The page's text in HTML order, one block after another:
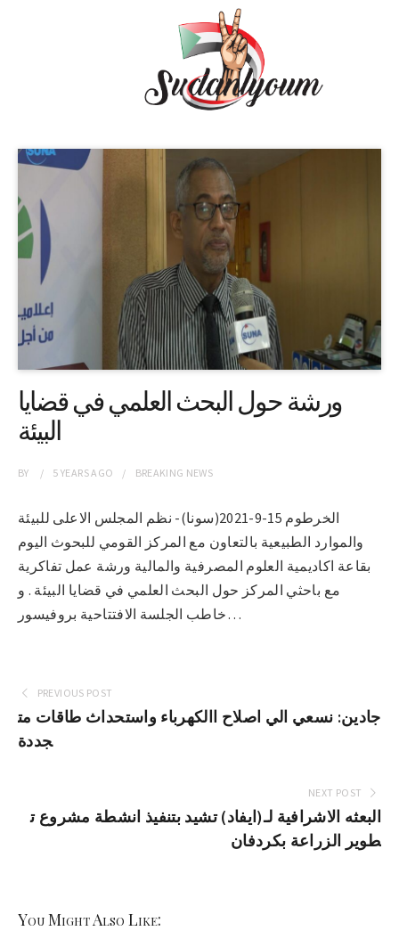
ورشة حول البحث العلمي في قضايا
البيئة
BY 5 YEARSAGO BREAKING NEWS
الخرطوم 15-9-2021(سونا)- نظم المجلس الاعلى للبيئة
والموارد الطبيعية بالتعاون مع المركز القومي للبحوث اليوم
بقاعة اكاديمية العلوم المصرفية والمالية ورشة عمل تفاكرية
مع باحثي المركز حول البحث العلمي في قضايا البيئة . و
خاطب الجلسة الافتتاحية بروفيسور…
PREVIOUS POST
جادين: نسعي الي اصلاح االكهرباء واستحداث طاقات مت
جددة
NEXT POST
البعثه الاشرافية لـ(ايفاد) تشيد بتنفيذ انشطة مشروع ت
طوير الزراعة بكردفان
You Might Also Like: